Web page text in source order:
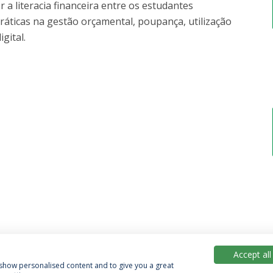
a literacia financeira entre os estudantes
na gestão orçamental, poupança, utilização
personalised content and to give you a great
Accept all